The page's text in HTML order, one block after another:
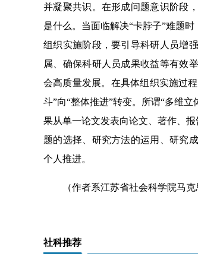
并凝聚共识。在形成问题意识阶段
是什么。当面临解决“卡脖子”难题
组织实施阶段，要引导科研人员增
属、确保科研人员成果收益等有效
会高质量发展。在具体组织实施过
斗”向“整体推进”转变。所谓“多维
果从单一论文发表向论文、著作、
题的选择、研究方法的运用、研究
个人推进。
（作者系江苏省社会科学院马克
社科推荐